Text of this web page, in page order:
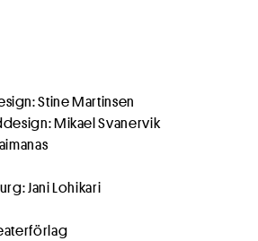
Stine Martinsen
Mikael Svanervik
Jani Lohikari